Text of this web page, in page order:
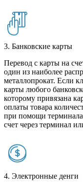
3. Банковские карты
Перевод с карты на
один из наиболее
металлопрокат. Если
карты любого
которому привязана
оплаты товара
при помощи
счет через терминал
4. Электронные денги